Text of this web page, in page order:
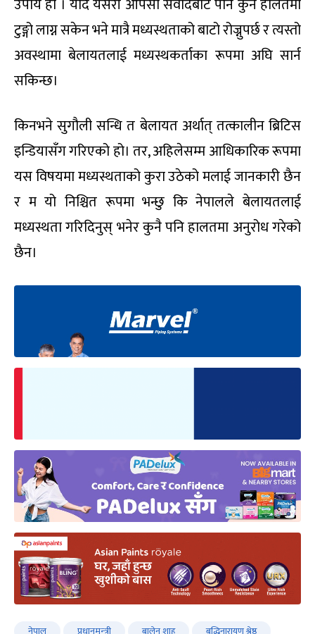
उपाय हो । यदि यसरी आपसी संवादबाट पनि कुनै हालतमा
टुङ्गो लाग्न सकेन भने मात्रै मध्यस्थताको बाटो रोज्नुपर्छ र त्यस्तो
अवस्थामा बेलायतलाई मध्यस्थकर्ताका रूपमा अघि सार्न
सकिन्छ।
किनभने सुगौली सन्धि त बेलायत अर्थात् तत्कालीन ब्रिटिस
इन्डियासँग गरिएको हो। तर, अहिलेसम्म आधिकारिक रूपमा
यस विषयमा मध्यस्थताको कुरा उठेको मलाई जानकारी छैन
र म यो निश्चित रूपमा भन्छु कि नेपालले बेलायतलाई
मध्यस्थता गरिदिनुस् भनेर कुनै पनि हालतमा अनुरोध गरेको
छैन।